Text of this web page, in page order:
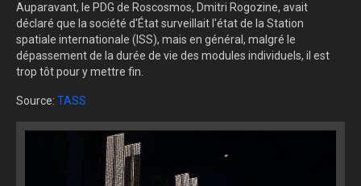
Auparavant, le PDG de Roscosmos, Dmitri Rogozine, avait
déclaré que la société d'État surveillait l'état de la Station
spatiale internationale (ISS), mais en général, malgré le
dépassement de la durée de vie des modules individuels, il est
trop tôt pour y mettre fin.
Source: TASS